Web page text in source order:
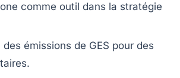
comme outil dans la stratégie
des émissions de GES pour des